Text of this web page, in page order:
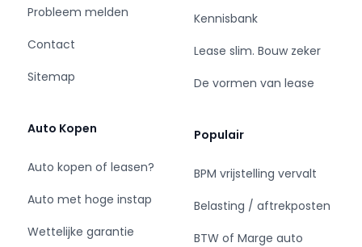
We werken bij voorkeur op afspraak, zodat we u
beter van dienst kunnen zijn en de auto voor u
kunnen klaarzetten. Neemt u voor vertrek even
Kijk voor meer informatie, foto's, en onze
www.autocorsten.nl of neem telefonisch
contact met ons op. 0499-422176.
European buyer? We can immediately arrange
Probleem melden
Contact
Sitemap
Auto Kopen
Auto kopen of leasen?
Auto met hoge instap
Wettelijke garantie
Kennisbank
Lease slim. Bouw zeker
De vormen van lease
Populair
BPM vrijstelling vervalt
Belasting / aftrekposten
BTW of Marge auto